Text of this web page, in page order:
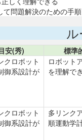
問題解決のための手
安(秀)
標準
クロボット
御系設計が
ロボット
を理解で
クロボット
御系設計が
多リンク
順運動学